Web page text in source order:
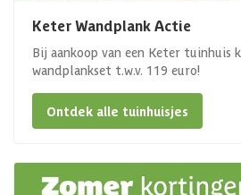
Keter Wandplank Actie
Bij aankoop van een Keter tuinhuis
wandplankset t.w.v. 119 euro!
Ontdek alle tuinhuisjes